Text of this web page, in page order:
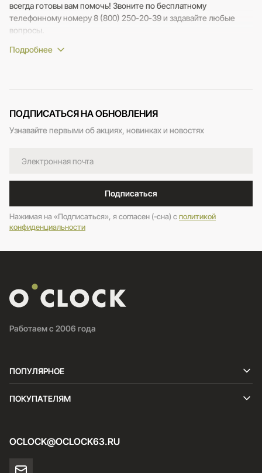
всегда готовы вам помочь! Звоните по бесплатному
телефонному номеру 8 (800) 250-20-39 и задавайте любые
вопросы.
ПОДПИСАТЬСЯ НА ОБНОВЛЕНИЯ
Узнавайте первыми об акциях, новинках и новостях
Подписаться
Нажимая на «Подписаться», я согласен (-сна) cполитикой
конфиденциальности
Работаем с 2006 года
ПОПУЛЯРНОЕ
ПОКУПАТЕЛЯМ
OCLOCK@OCLOCK63.RU